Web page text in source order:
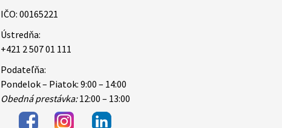
IČO: 00165221
Ústredňa:
+421 2 507 01 111
Podateľňa:
Pondelok – Piatok: 9:00 – 14:00
Obedná prestávka:12:00 – 13:00